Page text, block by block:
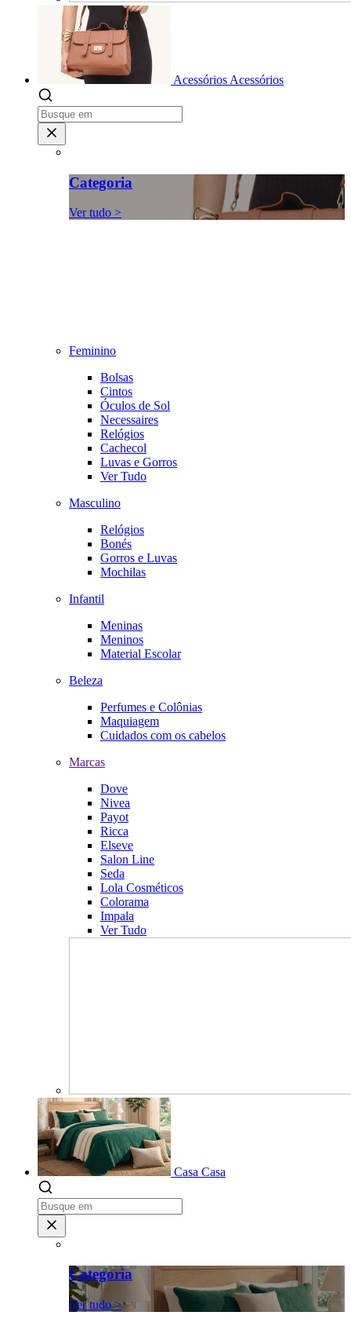
Acessórios Acessórios
Categoria
Ver tudo >
Feminino
Bolsas
Cintos
Óculos de Sol
Necessaires
Relógios
Cachecol
Luvas e Gorros
Ver Tudo
Masculino
Relógios
Bonés
Gorros e Luvas
Mochilas
Infantil
Meninas
Meninos
Material Escolar
Beleza
Perfumes e Colônias
Maquiagem
Cuidados com os cabelos
Marcas
Dove
Nivea
Payot
Ricca
Elseve
Salon Line
Seda
Lola Cosméticos
Colorama
Impala
Ver Tudo
Casa Casa
Categoria
Ver tudo >